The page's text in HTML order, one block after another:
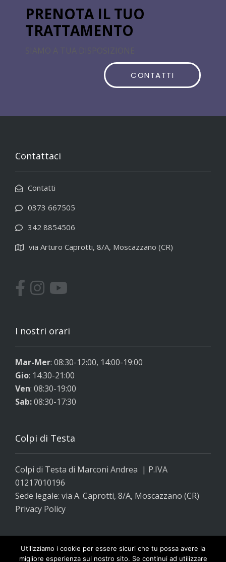
PRENOTA IL TUO
TRATTAMENTO
CONTATTI
Contattaci
Contatti
0373 667505
342 8854506
via Arturo Caprotti, 8/A, Moscazzano (CR)
I nostri orari
Mar-Mer: 08:30-12:00, 14:00-19:00
Gio: 14:30-21:00
Ven: 08:30-19:00
Sab:08:30-17:30
Colpi di Testa
Colpi di Testa di Marconi Andrea | P.IVA
01217010196
Sede legale: via A. Caprotti, 8/A, Moscazzano (CR)
Privacy Policy
Utilizziamo i cookie per essere sicuri che tu possa avere la
migliore esperienza sul nostro sito. Se continui ad utilizzare